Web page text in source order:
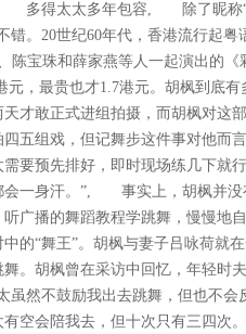
得太太多年包容, 除了昵称“修
。20世纪60年代，香港流行起粤
陈宝珠和薛家燕等人一起演出的
元，最贵也才1.7港元。胡枫到底
才敢正式进组拍摄，而胡枫对这
五组戏，但记舞步这件事对他而
要预先排好，即时现场练几下就
会一身汗。”, 事实上，胡枫并没
广播的舞蹈教程学跳舞，慢慢地
的“舞王”。胡枫与妻子吕咏荷就
。胡枫曾在采访中回忆，年轻时
虽然不鼓励我出去跳舞，但也不
空会陪我去，但十次只有三四次